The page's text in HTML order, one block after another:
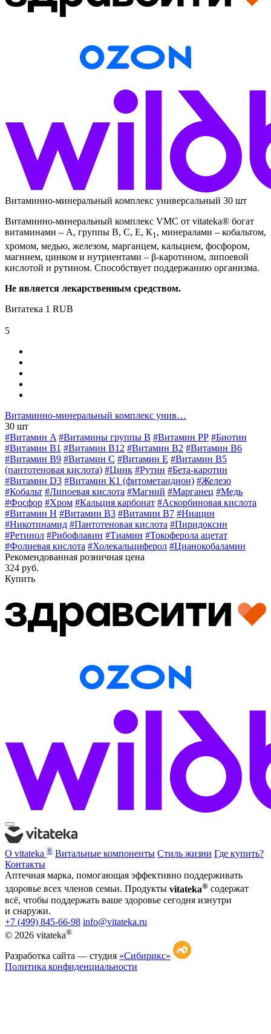
Витаминно-минеральный комплекс универсальный 30 шт
Витаминно-минеральный комплекс VMC от vitateka® богат
витаминами – А, группы В, С, Е, К1, минералами – кобальтом,
хромом, медью, железом, марганцем, кальцием, фосфором,
магнием, цинком и нутриентами – β-каротином, липоевой
кислотой и рутином. Способствует поддержанию организма.
Не является лекарственным средством.
Витатека 1 RUB
5
Витаминно-минеральный комплекс унив…
30 шт
#Витамин A #Витамины группы В #Витамин РР #Биотин
#Витамин B1 #Витамин B12 #Витамин B2 #Витамин B6
#Витамин B9 #Витамин C #Витамин E #Витамин В5
(пантотеновая кислота) #Цинк #Рутин #Бета-каротин
#Витамин D3 #Витамин К1 (фитометандион) #Железо
#Кобальт #Липоевая кислота #Магний #Марганец #Медь
#Фосфор #Хром #Кальция карбонат #Аскорбиновая кислота
#Витамин H #Витамин В3 #Витамин В7 #Ниацин
#Никотинамид #Пантотеновая кислота #Пиридоксин
#Ретинол #Рибофлавин #Тиамин #Токоферола ацетат
#Фолиевая кислота #Холекальциферол #Цианокобаламин
Рекомендованная розничная цена
324 руб.
Купить
О vitateka ® Витальные компоненты Стиль жизни Где купить?
Контакты
Аптечная марка, помогающая эффективно поддерживать
здоровье всех членов семьи. Продукты vitateka® содержат
всё, чтобы поддержать ваше здоровье сегодня изнутри
и снаружи.
+7 (499) 845-66-98 info@vitateka.ru
© 2026 vitateka®
Разработка сайта — студия «Сибирикс»
Политика конфиденциальности